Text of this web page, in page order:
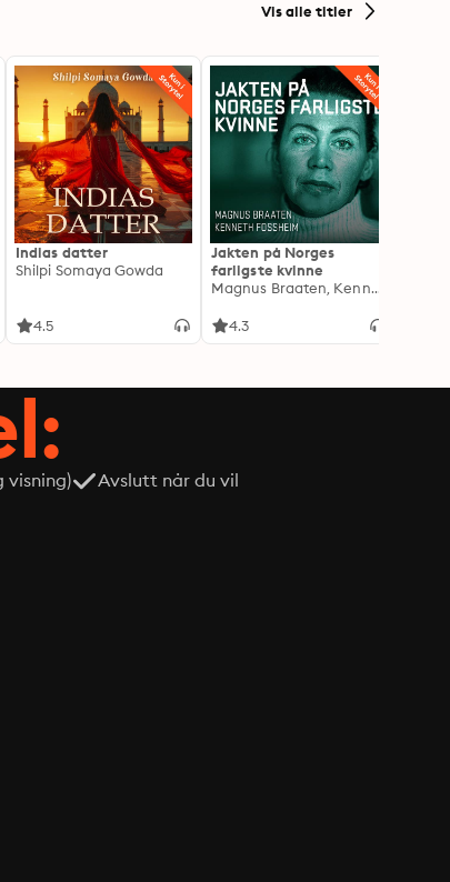
Vis alle titler
Indias datter
Shilpi Somaya Gowda
4.5
Jakten på Norges
farligste kvinne
Magnus Braaten, Kenneth Fossheim
4.3
visning) Avslutt når du vil